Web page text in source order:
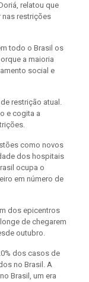
relatou que
nas restrições
todo o Brasil os
a maioria
social e
restrição atual.
e cogita a
como novos
dos hospitais
ocupa o
em número de
dos epicentros
de chegarem
outubro.
dos casos de
no Brasil. A
Brasil, um era